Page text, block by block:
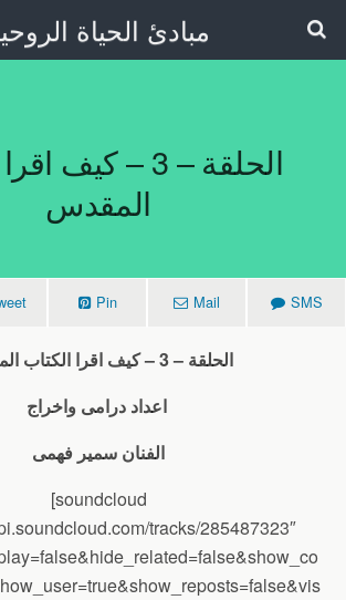
مبادئ الحياة
الحلقة – 3 – كيف
المقدس
Pin Mail SMS
اعداد درامى واخراج
الفنان سمير فهمى
[soundcloud
tracks/285487323″